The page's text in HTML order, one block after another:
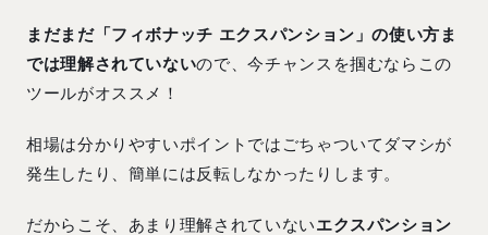
まだまだ「フィボナッチ エクスパンション」の使い方ま
では理解されていないので、今チャンスを掴むならこの
ツールがオススメ！
相場は分かりやすいポイントではごちゃついてダマシが
発生したり、簡単には反転しなかったりします。
だからこそ、あまり理解されていないエクスパンション